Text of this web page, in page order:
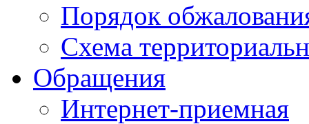
Порядок
Схема
Обращения
Интернет-приемная